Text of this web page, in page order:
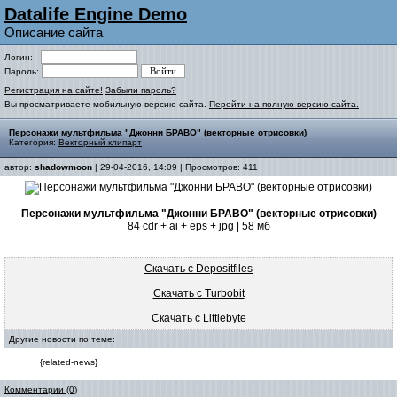
Datalife Engine Demo
Описание сайта
Логин:
Пароль:
Регистрация на сайте! Забыли пароль?
Вы просматриваете мобильную версию сайта. Перейти на полную версию сайта.
Персонажи мультфильма "Джонни БРАВО" (векторные отрисовки)
Категория: Векторный клипарт
автор: shadowmoon | 29-04-2016, 14:09 | Просмотров: 411
Персонажи мультфильма "Джонни БРАВО" (векторные отрисовки)
84 cdr + ai + eps + jpg | 58 мб
Скачать с Depositfiles
Скачать с Turbobit
Скачать с Littlebyte
Другие новости по теме:
{related-news}
Комментарии (0)